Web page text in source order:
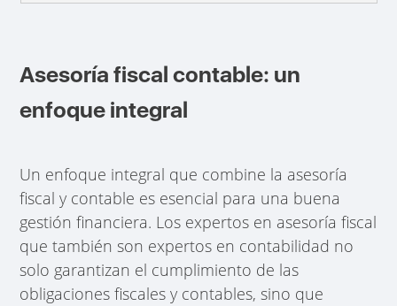
Asesoría fiscal contable: un
enfoque integral
Un enfoque integral que combine la asesoría
fiscal y contable es esencial para una buena
gestión financiera. Los expertos en asesoría fiscal
que también son expertos en contabilidad no
solo garantizan el cumplimiento de las
obligaciones fiscales y contables, sino que